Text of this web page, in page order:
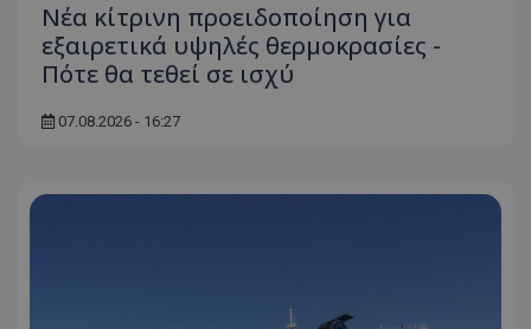
Νέα κίτρινη προειδοποίηση για
εξαιρετικά υψηλές θερμοκρασίες -
Πότε θα τεθεί σε ισχύ
07.08.2026 - 16:27